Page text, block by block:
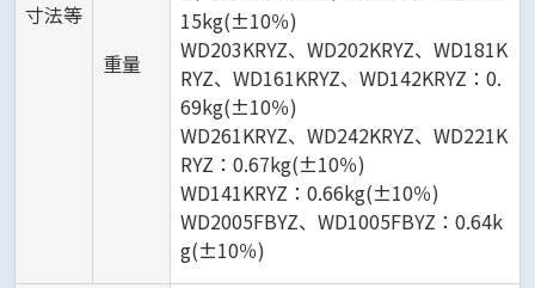
寸法等
重量
15kg(±10％)
WD203KRYZ、WD202KRYZ、WD181K
RYZ、WD161KRYZ、WD142KRYZ：0.
69kg(±10％)
WD261KRYZ、WD242KRYZ、WD221K
RYZ：0.67kg(±10％)
WD141KRYZ：0.66kg(±10％)
WD2005FBYZ、WD1005FBYZ：0.64k
g(±10％)